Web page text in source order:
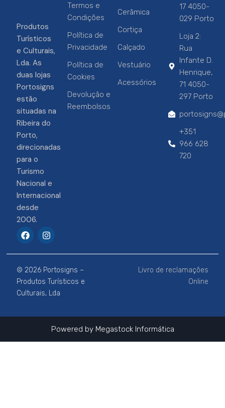
Produtos
Turísticos
e Culturais,
Lda. As
duas lojas
Portosigns
estão
situadas na
Ribeira do
Porto,
direcionadas
para o
Turismo
Nacional e
Internacional
desde
2006.
F
a
e
b
o
o
k
I
n
t
a
g
r
a
m
Termos e
Condições
Política de
Privacidade
Política de
Cookies
Devolução e
Reembolsos
Cerâmica
Cortiça
Calçado
Vestuário
Acessórios
17 4050-
029 Porto
Loja 2:
Rua
Infante D.
Henrique,
71 4050-
297 Porto
+351
966 628
720
© 2026 Portosigns –
Produtos Turísticos e
Culturais, Lda
Livro de reclamações
Online
Powered by Megastock Informática